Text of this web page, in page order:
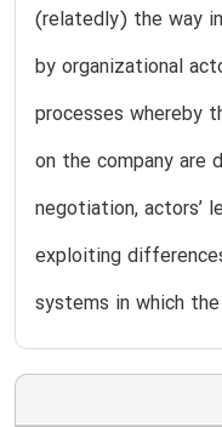
(relatedly) the way
by organizational
processes whereby
on the company are
negotiation, actors’
exploiting
systems in which